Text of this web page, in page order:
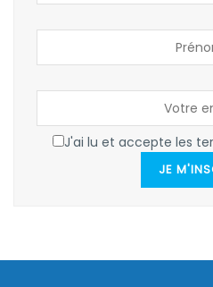
J'ai lu et accepte les
JE